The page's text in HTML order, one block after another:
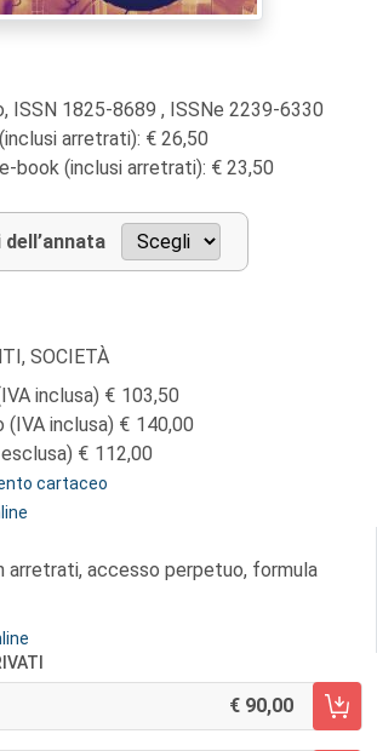
ISSN 1825-8689 , ISSNe 2239-6330
arretrati): € 26,50
book (inclusi arretrati): € 23,50
SOCIETÀ
inclusa)
103,50
inclusa)
140,00
112,00
cartaceo
arretrati, accesso perpetuo, formula
90,00